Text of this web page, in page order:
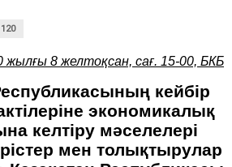
120
жылғы 8 желтоқсан, сағ. 15-00, БКБ
кейбір
экономикалық
келтіру мәселелері
мен толықтырулар